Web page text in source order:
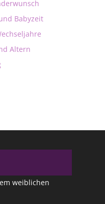
Babyzeit
Altern
weiblichen